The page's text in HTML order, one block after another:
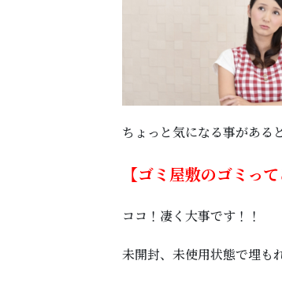
ちょっと気になる事がある
【ゴミ屋敷のゴミっ
ココ！凄く大事です！！
未開封、未使用状態で埋も